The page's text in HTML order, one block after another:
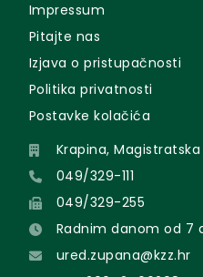
Impressum
Pitajte nas
Izjava o pristupačnosti
Politika privatnosti
Postavke kolačića
Krapina, Magistratska
049/329-111
049/329-255
Radnim danom od 7
ured.zupana@kzz.hr